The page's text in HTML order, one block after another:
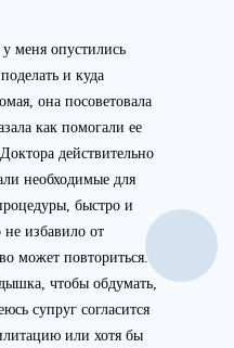
меня опустились
и куда
она посоветовала
как помогали ее
действительно
необходимые для
быстро и
не избавило от
может повториться.
чтобы обдумать,
супруг согласится
или хотя бы